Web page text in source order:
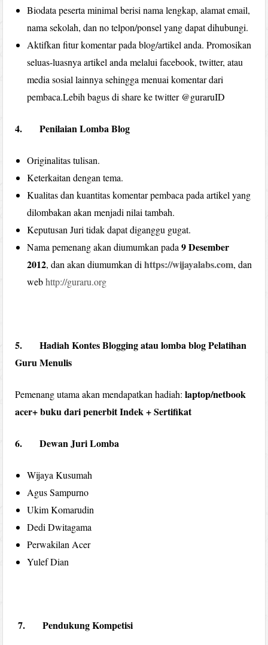
Biodata peserta minimal berisi nama lengkap, alamat email,
nama sekolah, dan no telpon/ponsel yang dapat dihubungi.
Aktifkan fitur komentar pada blog/artikel anda. Promosikan
seluas-luasnya artikel anda melalui facebook, twitter, atau
media sosial lainnya sehingga menuai komentar dari
pembaca.Lebih bagus di share ke twitter @guraruID
4. Penilaian Lomba Blog
Originalitas tulisan.
Keterkaitan dengan tema.
Kualitas dan kuantitas komentar pembaca pada artikel yang
dilombakan akan menjadi nilai tambah.
Keputusan Juri tidak dapat diganggu gugat.
Nama pemenang akan diumumkan pada9 Desember
2012, dan akan diumumkan dihttps://wijayalabs.com, dan
webhttp://guraru.org
5. Hadiah Kontes Blogging atau lomba blog Pelatihan
Guru Menulis
Pemenang utama akan mendapatkan hadiah:laptop/netbook
acer+ buku dari penerbit Indek + Sertifikat
6. Dewan Juri Lomba
Wijaya Kusumah
Agus Sampurno
Ukim Komarudin
Dedi Dwitagama
Perwakilan Acer
Yulef Dian
7. Pendukung Kompetisi